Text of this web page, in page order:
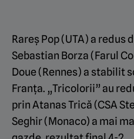
Rareș Pop (UTA) a
Sebastian Borza (Farul
Doue (Rennes) a stabilit
Franța. „Tricolorii” au
prin Atanas Trică (CSA
Seghir (Monaco) a mai